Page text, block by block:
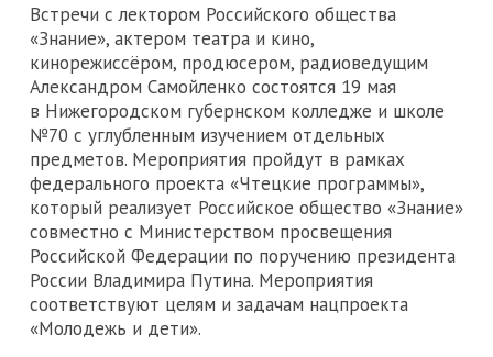
Встречи с лектором Российского общества
«Знание», актером театра и кино,
кинорежиссёром, продюсером, радиоведущим
Александром Самойленко состоятся 19 мая
в Нижегородском губернском колледже и школе
№70 с углубленным изучением отдельных
предметов. Мероприятия пройдут в рамках
федерального проекта «Чтецкие программы»,
который реализует Российское общество «Знание»
совместно с Министерством просвещения
Российской Федерации по поручению президента
России Владимира Путина. Мероприятия
соответствуют целям и задачам нацпроекта
«Молодежь и дети».